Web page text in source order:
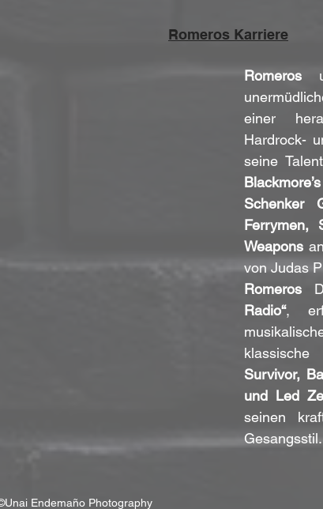
Romeros Karriere
Endemaño Photography
Romeros
einer
Hardrock-
seine
Schenker
Ferrymen,
Weapons
von Judas
Romeros
Radio“,
Survivor,
und Led
seinen
Gesangsstil.